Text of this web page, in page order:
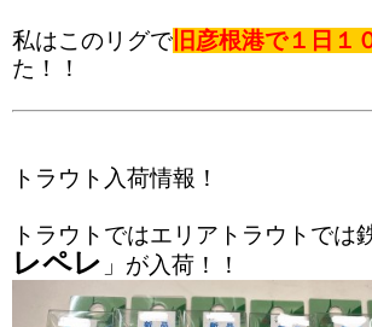
私はこのリグで 旧彦根港で１日１
た！！
トラウト入荷情報！
トラウトではエリアトラウトでは
レペレ 」が入荷！！